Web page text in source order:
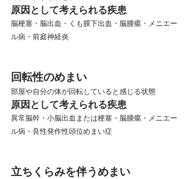
原因として考えられる疾患
脳梗塞・脳出血・くも膜下出血・脳腫瘍・メニエー
ル病・前庭神経炎
回転性のめまい
部屋や自分の体が回転していると感じる状態
原因として考えられる疾患
異常脳幹・小脳出血または梗塞・脳腫瘍・メニエー
ル病・良性発作性頭位めまい症
立ちくらみを伴うめまい